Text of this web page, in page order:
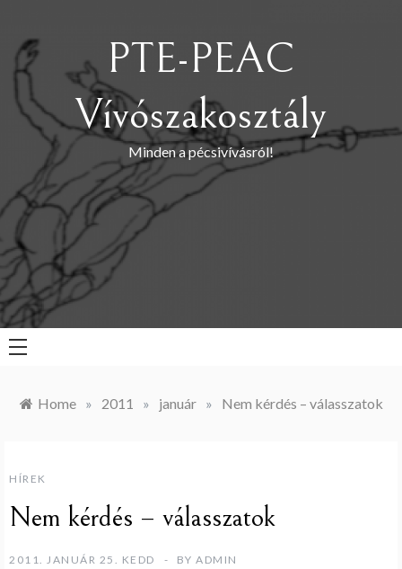
content
PTE-PEAC
Vívószakosztály
Minden a pécsivívásról!
Home » 2011 » január » Nem kérdés – válasszatok
HÍREK
Nem kérdés – válasszatok
2011. JANUÁR 25. KEDD BY ADMIN